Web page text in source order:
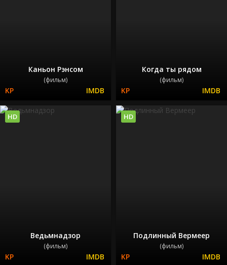
Каньон Рэнсом
(фильм)
Когда ты рядом
(фильм)
Ведьмнадзор
(фильм)
HD
Подлинный Вермеер
(фильм)
HD